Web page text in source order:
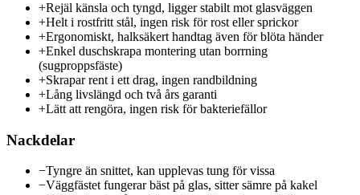
+Rejäl känsla och tyngd, ligger stabilt mot glasväggen
+Helt i rostfritt stål, ingen risk för rost eller sprickor
+Ergonomiskt, halksäkert handtag även för blöta händer
+Enkel duschskrapa montering utan borrning
(sugproppsfäste)
+Skrapar rent i ett drag, ingen randbildning
+Lång livslängd och två års garanti
+Lätt att rengöra, ingen risk för bakteriefällor
Nackdelar
−Tyngre än snittet, kan upplevas tung för vissa
−Väggfästet fungerar bäst på glas, sitter sämre på kakel